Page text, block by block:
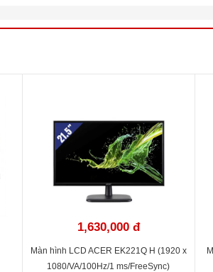
100,000,000:1
4 ms
178°(H), 178°(V)
HDMI / VGA
3.86 kg
1,630,000 đ
Màn hình LCD ACER EK221Q H (1920 x
1080/VA/100Hz/1 ms/FreeSync)